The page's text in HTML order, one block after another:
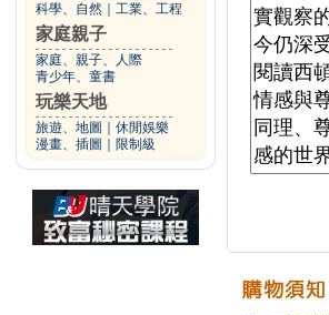
科學、自然 工業、工程
家庭親子
家庭、親子、人際
青少年、童書
玩樂天地
旅遊、地圖
休閒娛樂
漫畫、插圖
限制級